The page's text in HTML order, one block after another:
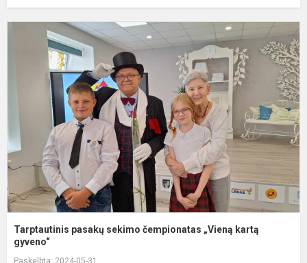
Tarptautinis pasakų sekimo čempionatas „Vieną kartą
gyveno“